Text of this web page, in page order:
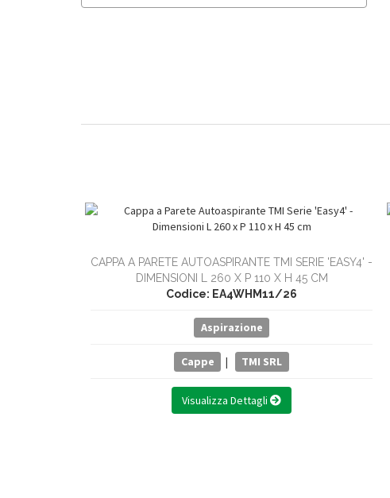
CAPPA A PARETE AUTOASPIRANTE TMI SERIE 'EASY4' -
DIMENSIONI L 260 X P 110 X H 45 CM
Codice: EA4WHM11/26
Aspirazione
Cappe | TMI SRL
Visualizza Dettagli